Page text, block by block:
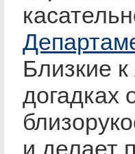
Близкие
догадках